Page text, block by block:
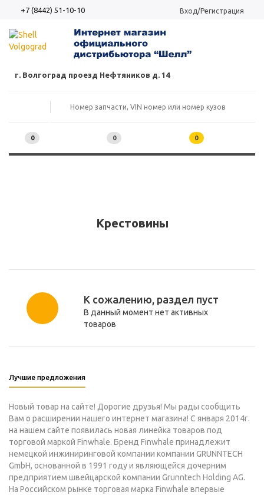
+7 (8442) 51-10-10 Вход/Регистрация
г. Волгоград проезд Нефтяников д. 14
0 0 0
Крестовины
К сожалению, раздел пуст
В данный момент нет активных
товаров
Лучшие предложения
Новый товар на сайте! Дорогие друзья! Мы рады сообщить
Вам о расширении нашего интернет магазина! С января 2014г.
на нашем сайте появилась новая линейка товаров под
торговой маркой Finwhale. Бренд Finwhale принадлежит
немецкой инжиниринговой компании компании GRUNNTECH
GmbH, основанной в 1991 году и являющейся дочерним
предприятием швейцарской компании Grunntech Holding AG.
На Российском рынке торговая марка Finwhale впервые